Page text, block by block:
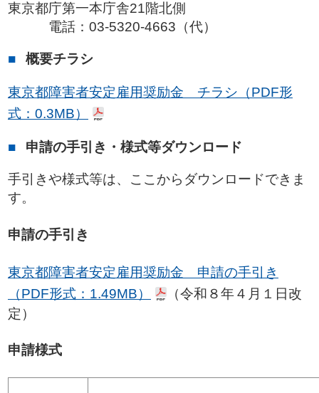
東京都庁第一本庁舎21階北側
電話：03-5320-4663（代）
概要チラシ
東京都障害者安定雇用奨励金 チラシ（PDF形
式：0.3MB）
申請の手引き・様式等ダウンロード
手引きや様式等は、ここからダウンロードできま
す。
申請の手引き
東京都障害者安定雇用奨励金 申請の手引き
（PDF形式：1.49MB）
（令和８年４月１日改
定）
申請様式